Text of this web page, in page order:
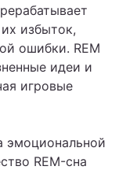
избыток,
ошибки. REM
идеи и
игровые
эмоциональной
REM-сна